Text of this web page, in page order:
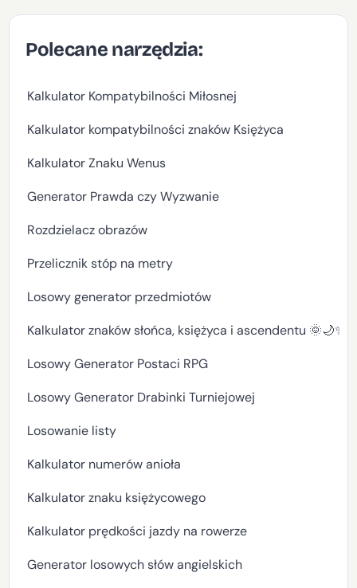
Polecane narzędzia:
Kalkulator Kompatybilności Miłosnej
Kalkulator kompatybilności znaków Księżyca
Kalkulator Znaku Wenus
Generator Prawda czy Wyzwanie
Rozdzielacz obrazów
Przelicznik stóp na metry
Losowy generator przedmiotów
Kalkulator znaków słońca, księżyca i ascendentu 🌞🌙✨
Losowy Generator Postaci RPG
Losowy Generator Drabinki Turniejowej
Losowanie listy
Kalkulator numerów anioła
Kalkulator znaku księżycowego
Kalkulator prędkości jazdy na rowerze
Generator losowych słów angielskich